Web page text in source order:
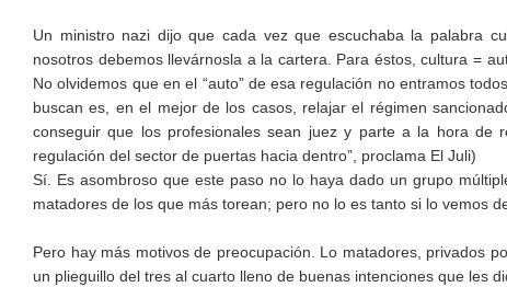
Un ministro nazi dijo que cada vez que escuchaba la palabra
nosotros debemos llevárnosla a la cartera. Para éstos, cultura =
No olvidemos que en el “auto” de esa regulación no entramos
buscan es, en el mejor de los casos, relajar el régimen
conseguir que los profesionales sean juez y parte a la hora de
regulación del sector de puertas hacia dentro”, proclama El Juli)
Sí. Es asombroso que este paso no lo haya dado un grupo
matadores de los que más torean; pero no lo es tanto si lo vemos
Pero hay más motivos de preocupación. Lo matadores, privados
un plieguillo del tres al cuarto lleno de buenas intenciones que les